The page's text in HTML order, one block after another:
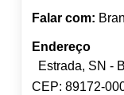
Falar com:
Endereço
Estrada, SN -
CEP: 89172-